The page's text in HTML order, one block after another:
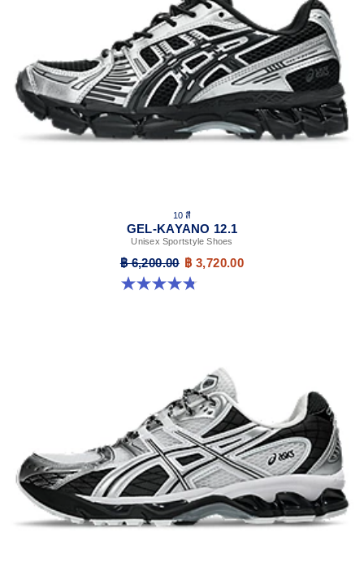
10 สี
GEL-KAYANO 12.1
Unisex Sportstyle Shoes
฿ 6,200.00 ฿ 3,720.00
4.8 จาก 5 ดาว 208 รีวิว